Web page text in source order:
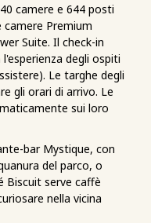
camere e 644 posti
Premium
Suite. Il check-in
degli ospiti
Le targhe degli
gli orari di arrivo. Le
sui loro
bar Mystique, con
del parco, o
Biscuit serve caffè
nella vicina